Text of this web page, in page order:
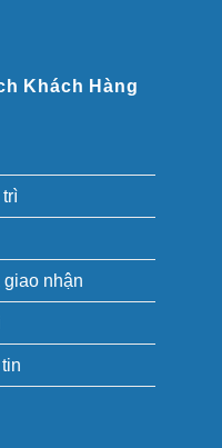
Khách Hàng
nhận